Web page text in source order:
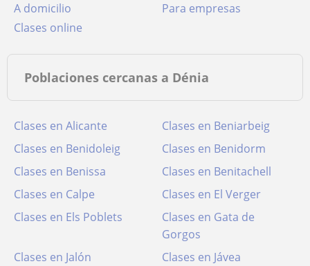
a domicilio
para empresas
clases online
Poblaciones cercanas a Dénia
Clases en Alicante
Clases en Beniarbeig
Clases en Benidoleig
Clases en Benidorm
Clases en Benissa
Clases en Benitachell
Clases en Calpe
Clases en El Verger
Clases en Els Poblets
Clases en Gata de
Gorgos
Clases en Jalón
Clases en Jávea